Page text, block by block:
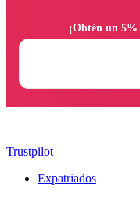
Trustpilot
Expatriados